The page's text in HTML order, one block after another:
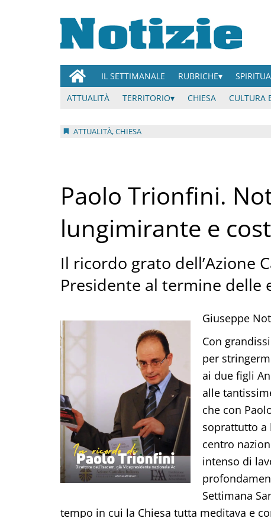
IL SETTIMANALE RUBRICHE
ATTUALITÀ
TERRITORIO CHIESA CULTURA
ATTUALITÀ, CHIESA
Paolo Trionfini.
lungimirante e
Il ricordo grato dell’Azione
Presidente al termine delle
Giuseppe
Con
per
ai due figli
alle
che con
soprattutto a
centro
intenso di
Settimana
tempo in cui la Chiesa tutta meditava e